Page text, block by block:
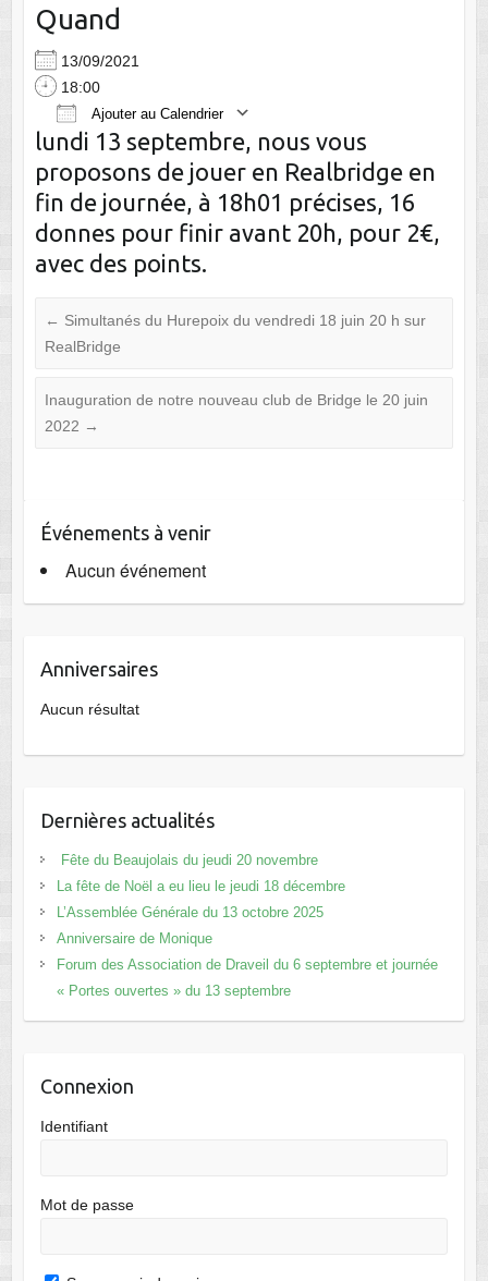
Quand
13/09/2021
18:00
Ajouter au Calendrier
Télécharger ICS Calendrier Google
lundi 13 septembre, nous vous
proposons de jouer en Realbridge en
fin de journée, à 18h01 précises, 16
donnes pour finir avant 20h, pour 2€,
avec des points.
← Simultanés du Hurepoix du vendredi 18 juin 20 h sur
RealBridge
Inauguration de notre nouveau club de Bridge le 20 juin
2022 →
Événements à venir
Aucun événement
Anniversaires
Aucun résultat
Dernières actualités
Fête du Beaujolais du jeudi 20 novembre
La fête de Noël a eu lieu le jeudi 18 décembre
L’Assemblée Générale du 13 octobre 2025
Anniversaire de Monique
Forum des Association de Draveil du 6 septembre et journée
« Portes ouvertes » du 13 septembre
Connexion
Identifiant
Mot de passe